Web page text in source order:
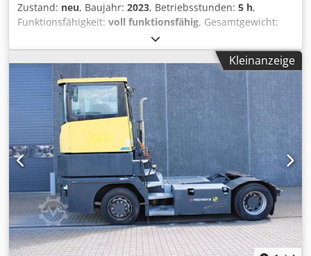
Zustand: neu, Baujahr: 2023, Betriebsstunden: 5 h,
Funktionsfähigkeit: voll funktionsfähig, Gesamtgewicht:
, Reichweite der Arme:
Steuerungshersteller:KUKA, Steuerungsmodell:KRC4,
Hersteller von Teach-Pendants:KUKA, Pendelmodell
einlernen:Smart.PAD, Schaltschrankbreite: 800 mm
Garantiezeit:
12 Monate, Ausstattung:
Dokumentation/Handbuch , Schweissroboter Satz 1.
Schweißroboter von KUKA Typ IONTEC - KR 20 R-3100 KRC4
Prod. 2023 - Manipulator type KR 20 R-3100 - Maximum
reach - 3100 mm - Payload max. - 20 kg - Positioning
repeatability +/- 0.05 mm - Control KRC4 - KUKA System
KSS 8.6 Cjdpfxjydd Sdo Ah Terf - PROFINET,
Safe.Operation, ARC.Tech 2. Positioner 3-axis KUKA KP3-
V2H max. 750kg / side L - 3000 mm - distance between
plates D - 2000 mm - max. diametr of fixture 3. FRONIUS
welding machine type TPS 400i LSC Advanced ( option: TPS
Kleinanzeige